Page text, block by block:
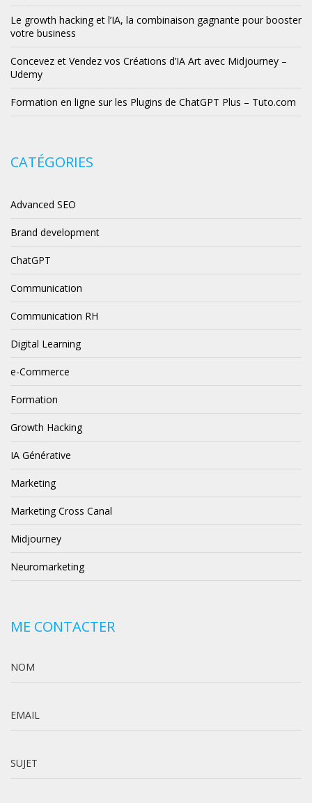
Le growth hacking et l’IA, la combinaison gagnante pour booster
votre business
Concevez et Vendez vos Créations d’IA Art avec Midjourney –
Udemy
Formation en ligne sur les Plugins de ChatGPT Plus – Tuto.com
CATÉGORIES
Advanced SEO
Brand development
ChatGPT
Communication
Communication RH
Digital Learning
e-Commerce
Formation
Growth Hacking
IA Générative
Marketing
Marketing Cross Canal
Midjourney
Neuromarketing
ME CONTACTER
NOM
EMAIL
SUJET